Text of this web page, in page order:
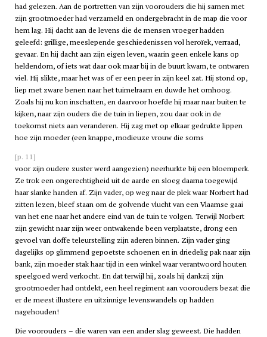
had gelezen. Aan de portretten van zijn voorouders die hij samen met
zijn grootmoeder had verzameld en ondergebracht in de map die voor
hem lag. Hij dacht aan de levens die de mensen vroeger hadden
geleefd: grillige, meeslepende geschiedenissen vol heroïek, verraad,
gevaar. En hij dacht aan zijn eigen leven, waarin geen enkele kans op
heldendom, of iets wat daar ook maar bij in de buurt kwam, te ontwaren
viel. Hij slikte, maar het was of er een peer in zijn keel zat. Hij stond op,
liep met zware benen naar het tuimelraam en duwde het omhoog.
Zoals hij nu kon inschatten, en daarvoor hoefde hij maar naar buiten te
kijken, naar zijn ouders die de tuin in liepen, zou daar ook in de
toekomst niets aan veranderen. Hij zag met op elkaar gedrukte lippen
hoe zijn moeder (een knappe, modieuze vrouw die soms
[p. 11]
voor zijn oudere zuster werd aangezien) neerhurkte bij een bloemperk.
Ze trok een ongerechtigheid uit de aarde en sloeg daarna toegewijd
haar slanke handen af. Zijn vader, op weg naar de plek waar Norbert had
zitten lezen, bleef staan om de golvende vlucht van een Vlaamse gaai
van het ene naar het andere eind van de tuin te volgen. Terwijl Norbert
zijn gewicht naar zijn weer ontwakende been verplaatste, drong een
gevoel van doffe teleurstelling zijn aderen binnen. Zijn vader ging
dagelijks op glimmend gepoetste schoenen en in driedelig pak naar zijn
bank, zijn moeder stak haar tijd in een winkel waar verantwoord houten
speelgoed werd verkocht. En dat terwijl hij, zoals hij dankzij zijn
grootmoeder had ontdekt, een heel regiment aan voorouders bezat die
er de meest illustere en uitzinnige levenswandels op hadden
nagehouden!
Die voorouders – díe waren van een ander slag geweest. Die hadden